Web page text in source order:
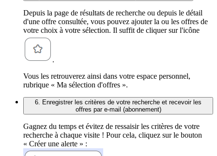
Depuis la page de résultats de recherche ou depuis le détail
d'une offre consultée, vous pouvez ajouter la ou les offres de
votre choix à votre sélection. Il suffit de cliquer sur l'icône
.
Vous les retrouverez ainsi dans votre espace personnel,
rubrique « Ma sélection d'offres ».
6. Enregistrer les critères de votre recherche et recevoir les
offres par e-mail (abonnement)
Gagnez du temps et évitez de ressaisir les critères de votre
recherche à chaque visite ! Pour cela, cliquez sur le bouton
« Créer une alerte » :